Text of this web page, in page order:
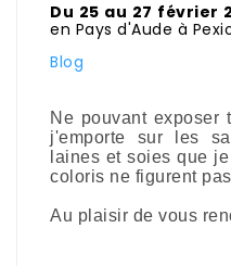
Du 25 au 27 février
en Pays d'Aude à
Blog
Ne pouvant
j'emporte sur les
laines et soies que
coloris ne figurent
Au plaisir de vous